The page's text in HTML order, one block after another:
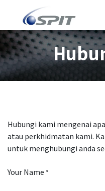
Hubungi kami mengenai
atau perkhidmatan kami.
untuk menghubungi anda
Your Name *